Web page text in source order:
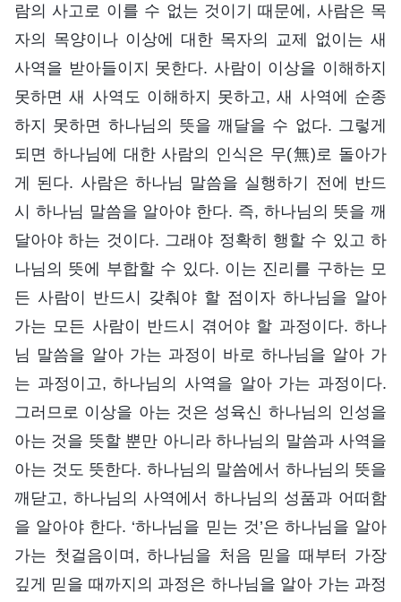
람의 사고로 이를 수 없는 것이기 때문에, 사람은 목
자의 목양이나 이상에 대한 목자의 교제 없이는 새
사역을 받아들이지 못한다. 사람이 이상을 이해하지
못하면 새 사역도 이해하지 못하고, 새 사역에 순종
하지 못하면 하나님의 뜻을 깨달을 수 없다. 그렇게
되면 하나님에 대한 사람의 인식은 무(無)로 돌아가
게 된다. 사람은 하나님 말씀을 실행하기 전에 반드
시 하나님 말씀을 알아야 한다. 즉, 하나님의 뜻을 깨
달아야 하는 것이다. 그래야 정확히 행할 수 있고 하
나님의 뜻에 부합할 수 있다. 이는 진리를 구하는 모
든 사람이 반드시 갖춰야 할 점이자 하나님을 알아
가는 모든 사람이 반드시 겪어야 할 과정이다. 하나
님 말씀을 알아 가는 과정이 바로 하나님을 알아 가
는 과정이고, 하나님의 사역을 알아 가는 과정이다.
그러므로 이상을 아는 것은 성육신 하나님의 인성을
아는 것을 뜻할 뿐만 아니라 하나님의 말씀과 사역을
아는 것도 뜻한다. 하나님의 말씀에서 하나님의 뜻을
깨닫고, 하나님의 사역에서 하나님의 성품과 어떠함
을 알아야 한다. ‘하나님을 믿는 것’은 하나님을 알아
가는 첫걸음이며, 하나님을 처음 믿을 때부터 가장
깊게 믿을 때까지의 과정은 하나님을 알아 가는 과정